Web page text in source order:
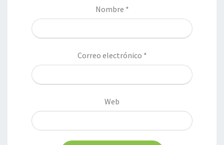
Nombre *
Correo electrónico *
Web